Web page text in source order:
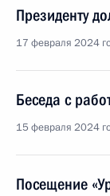
Президенту
17 февраля 2024
Беседа с
15 февраля 2024
Посещение